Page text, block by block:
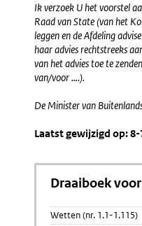
Ik verzoek U het voorstel
Raad van State (van het
leggen en de Afdeling
haar advies rechtstreeks
van het advies toe te
van/voor ….).
De Minister van
Laatst gewijzigd op:
Draaiboek
Wetten (nr. 1.1-1.115)